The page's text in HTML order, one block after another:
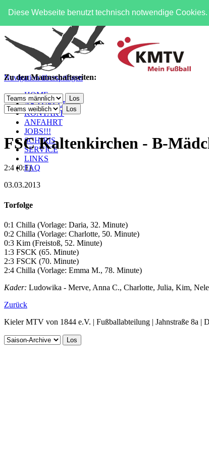
Diese Webseite benutzt technisch notwendige
Navigation überspringen
HOME
AKTUELLES
KONTAKT
ANFAHRT
JOBS!!!
SCHIRIS
SERVICE
LINKS
FAQ
Zu den Mannschaftsseiten:
FSC Kaltenkirchen - B-
2:4 (0:1)
03.03.2013
Torfolge
0:1 Chilla (Vorlage: Daria, 32. Minute)
0:2 Chilla (Vorlage: Charlotte, 50. Minute)
0:3 Kim (Freistoß, 52. Minute)
1:3 FSCK (65. Minute)
2:3 FSCK (70. Minute)
2:4 Chilla (Vorlage: Emma M., 78. Minute)
Kader: Ludowika - Merve, Anna C., Charlotte, Julia, Kim,
Zurück
Kieler MTV von 1844 e.V. | Fußballabteilung | Jahnstraße 8a |